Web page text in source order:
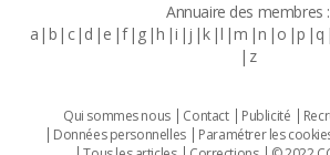
Annuaire des membres :
a b c d e f g h i j k l m n o p q
z
Qui sommes nous Contact Publicité
Données personnelles
Paramétrer les